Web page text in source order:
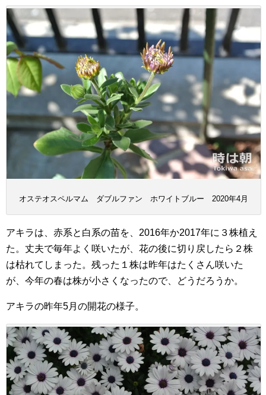
オステオスペルマム ダブルファン ホワイトブルー 2020年4月
アキラは、赤系と白系の苗を、2016年か2017年に３株植え
た。丈夫で毎年よく咲いたが、花の後に切り戻したら２株
は枯れてしまった。残った１株は昨年はたくさん咲いた
が、今年の春は株が小さくなったので、どうだろうか。
アキラの昨年5月の開花の様子。